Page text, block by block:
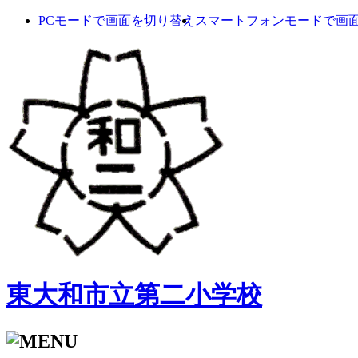
PCモードで画面を切り替え スマートフォンモードで画
東大和市立第二小学校